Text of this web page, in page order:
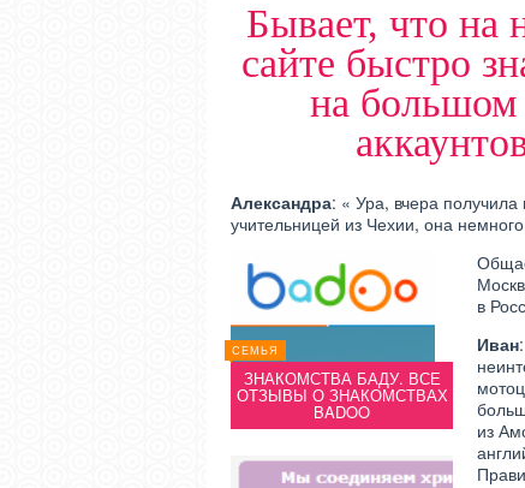
Бывает, что на
сайте быстро
на большом
Александра: « Ура, вчера
учительницей из Чехии, она
СЕМЬЯ
ЗНАКОМСТВА БАДУ. ВСЕ
ОТЗЫВЫ О ЗНАКОМСТВАХ
BADOO
СЕМЬЯ
БЕЗ
в
Иван
из